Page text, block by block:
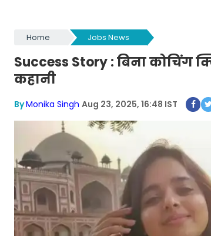
Home Jobs News
Success Story : बिना कोचिंग
कहानी
ByMonika Singh Aug 23, 2025, 16:48 IST